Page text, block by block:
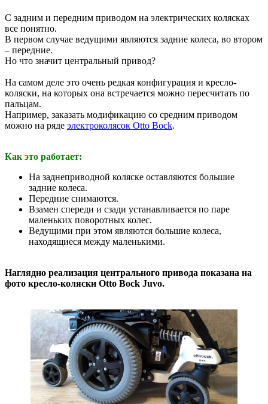
С задним и передним приводом на электрических колясках
все понятно.
В первом случае ведущими являются задние колеса, во втором
– передние.
Но что значит центральный привод?
На самом деле это очень редкая конфигурация и кресло-
коляски, на которых она встречается можно пересчитать по
пальцам.
Например, заказать модификацию со средним приводом
можно на ряде электроколясок Otto Bock.
Как это работает:
На заднеприводной коляске оставляются большие
задние колеса.
Передние снимаются.
Взамен спереди и сзади устанавливается по паре
маленьких поворотных колес.
Ведущими при этом являются большие колеса,
находящиеся между маленькими.
Наглядно реализация центрального привода показана на
фото кресло-коляски Otto Bock Juvo.